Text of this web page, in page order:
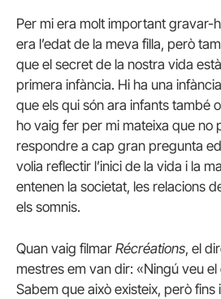
Per mi era molt important gravar-
era l’edat de la meva filla, però
que el secret de la nostra vida
primera infància. Hi ha una
que els qui són ara infants també
ho vaig fer per mi mateixa que no
respondre a cap gran pregunta
volia reflectir l’inici de la vida i la
entenen la societat, les relacions
els somnis.
Quan vaig filmar Récréations, el
mestres em van dir: «Ningú veu el
Sabem que això existeix, però fins